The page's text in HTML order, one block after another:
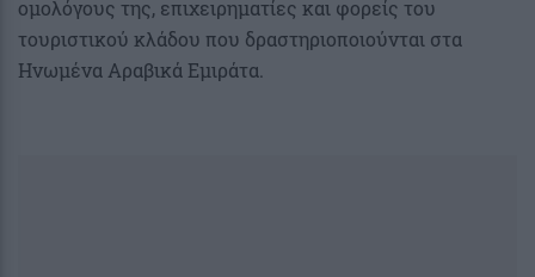
ομολόγους της, επιχειρηματίες και φορείς του
τουριστικού κλάδου που δραστηριοποιούνται στα
Ηνωμένα Αραβικά Εμιράτα.